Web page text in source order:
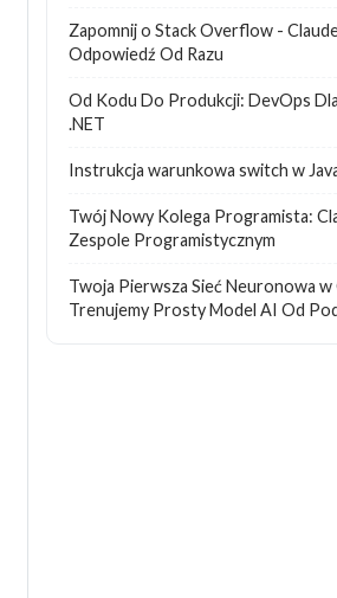
Zapomnij o Stack Overflow -
Odpowiedź Od Razu
Od Kodu Do Produkcji: DevOps
.NET
Instrukcja warunkowa switch w
Twój Nowy Kolega Programista:
Zespole Programistycznym
Twoja Pierwsza Sieć Neuronowa w
Trenujemy Prosty Model AI Od